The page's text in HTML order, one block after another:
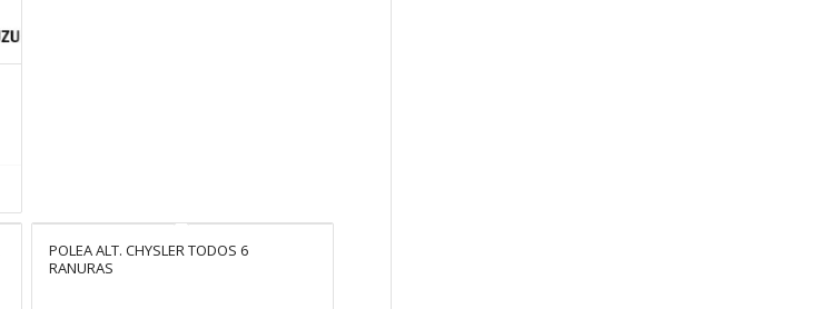
POLEA ALT. CHYSLER TODOS 6
RANURAS